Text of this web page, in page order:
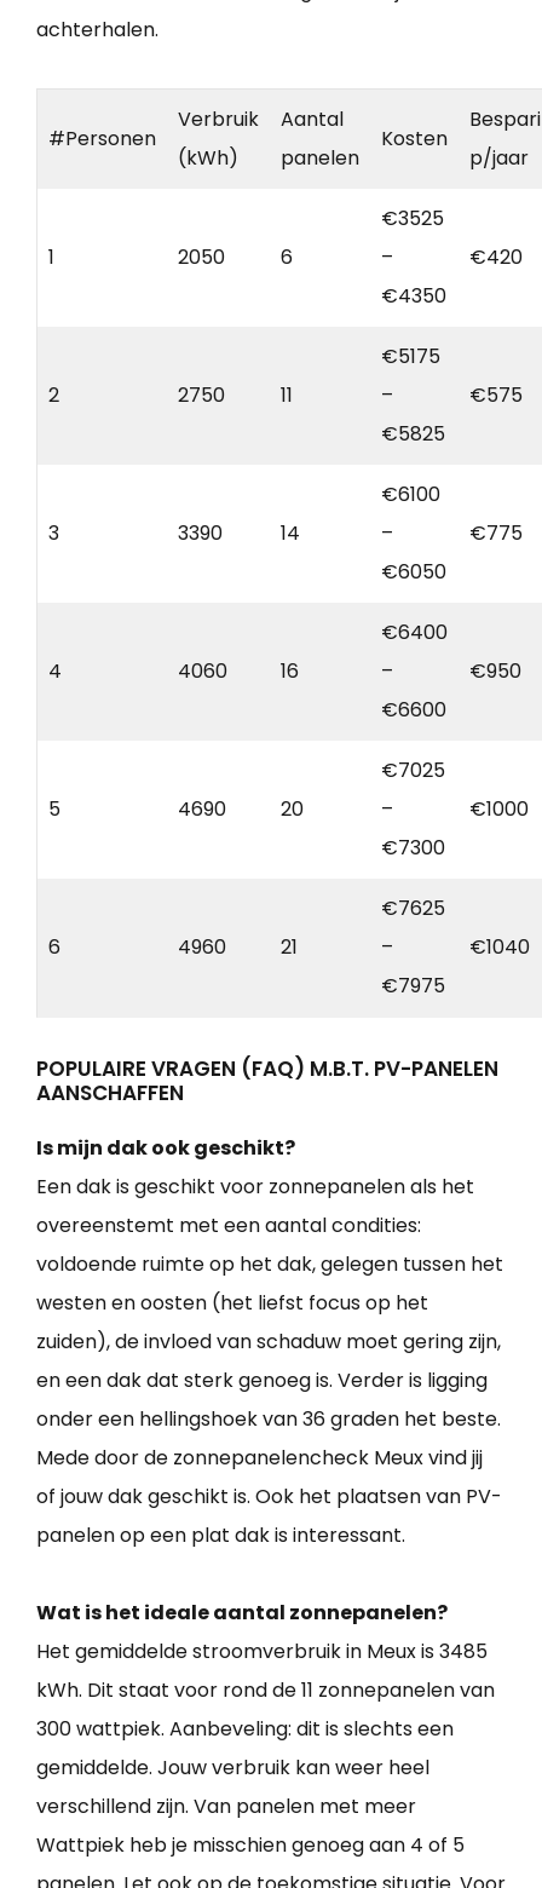
achterhalen.
#Personen
Verbruik
(kWh)
Aantal
panelen
Kosten
p/jaar
1 2050 6
€3525
–
€4350
€420
2 2750 11
€5175
–
€5825
€575
3 3390 14
€6100
–
€6050
€775
4 4060 16
€6400
–
€6600
€950
5 4690 20
€7025
–
€7300
€1000
6 4960 21
€7625
–
€7975
€1040
POPULAIRE VRAGEN (FAQ) M.B.T. PV-PANELEN
AANSCHAFFEN
Is mijn dak ook geschikt?
Een dak is geschikt voor zonnepanelen als het
overeenstemt met een aantal condities:
voldoende ruimte op het dak, gelegen tussen het
westen en oosten (het liefst focus op het
zuiden), de invloed van schaduw moet gering zijn,
en een dak dat sterk genoeg is. Verder is ligging
onder een hellingshoek van 36 graden het beste.
Mede door de zonnepanelencheck Meux vind jij
of jouw dak geschikt is. Ook het plaatsen van PV-
panelen op een plat dak is interessant.
Wat is het ideale aantal zonnepanelen?
Het gemiddelde stroomverbruik in Meux is 3485
kWh. Dit staat voor rond de 11 zonnepanelen van
300 wattpiek. Aanbeveling: dit is slechts een
gemiddelde. Jouw verbruik kan weer heel
verschillend zijn. Van panelen met meer
Wattpiek heb je misschien genoeg aan 4 of 5